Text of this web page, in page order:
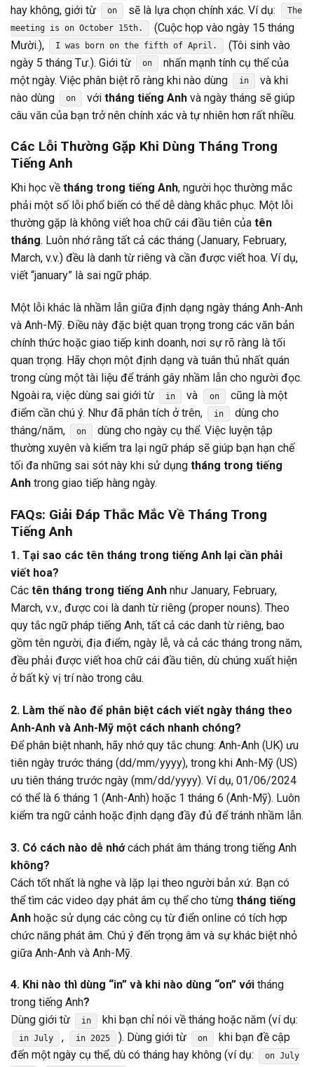
hay không, giới từ
on sẽ là lựa chọn chính xác. Ví dụ:
The
meeting is on October 15th.
(Cuộc họp vào ngày 15 tháng
Mười.),
I was born on the fifth of April.
(Tôi sinh vào
ngày 5 tháng Tư.). Giới từ
on
nhấn mạnh tính cụ thể của
một ngày. Việc phân biệt rõ ràng khi nào dùng
in
và khi
nào dùng
on vớitháng tiếng Anh và ngày tháng sẽ giúp
câu văn của bạn trở nên chính xác và tự nhiên hơn rất nhiều.
Các Lỗi Thường Gặp Khi Dùng Tháng Trong
Tiếng Anh
Khi học về tháng trong tiếng Anh, người học thường mắc
phải một số lỗi phổ biến có thể dễ dàng khắc phục. Một lỗi
thường gặp là không viết hoa chữ cái đầu tiên của tên
tháng. Luôn nhớ rằng tất cả các tháng (January, February,
March, v.v.) đều là danh từ riêng và cần được viết hoa. Ví dụ,
viết “january” là sai ngữ pháp.
Một lỗi khác là nhầm lẫn giữa định dạng ngày tháng Anh-Anh
và Anh-Mỹ. Điều này đặc biệt quan trọng trong các văn bản
chính thức hoặc giao tiếp kinh doanh, nơi sự rõ ràng là tối
quan trọng. Hãy chọn một định dạng và tuân thủ nhất quán
trong cùng một tài liệu để tránh gây nhầm lẫn cho người đọc.
Ngoài ra, việc dùng sai giới từ
in và on
cũng là một
điểm cần chú ý. Như đã phân tích ở trên,
in
dùng cho
tháng/năm,
on
dùng cho ngày cụ thể. Việc luyện tập
thường xuyên và kiểm tra lại ngữ pháp sẽ giúp bạn hạn chế
tối đa những sai sót này khi sử dụng tháng trong tiếng
Anh trong giao tiếp hàng ngày.
FAQs: Giải Đáp Thắc Mắc Về Tháng Trong
Tiếng Anh
1. Tại sao các tên tháng trong tiếng Anh lại cần phải
viết hoa?
Các tên tháng trong tiếng Anh như January, February,
March, v.v., được coi là danh từ riêng (proper nouns). Theo
quy tắc ngữ pháp tiếng Anh, tất cả các danh từ riêng, bao
gồm tên người, địa điểm, ngày lễ, và cả các tháng trong năm,
đều phải được viết hoa chữ cái đầu tiên, dù chúng xuất hiện
ở bất kỳ vị trí nào trong câu.
2. Làm thế nào để phân biệt cách viết ngày tháng theo
Anh-Anh và Anh-Mỹ một cách nhanh chóng?
Để phân biệt nhanh, hãy nhớ quy tắc chung: Anh-Anh (UK) ưu
tiên ngày trước tháng (dd/mm/yyyy), trong khi Anh-Mỹ (US)
ưu tiên tháng trước ngày (mm/dd/yyyy). Ví dụ, 01/06/2024
có thể là 6 tháng 1 (Anh-Anh) hoặc 1 tháng 6 (Anh-Mỹ). Luôn
kiểm tra ngữ cảnh hoặc định dạng đầy đủ để tránh nhầm lẫn.
3. Có cách nào dễ nhớcách phát âm tháng trong tiếng Anh
không?
Cách tốt nhất là nghe và lặp lại theo người bản xứ. Bạn có
thể tìm các video dạy phát âm cụ thể cho từng tháng tiếng
Anh hoặc sử dụng các công cụ từ điển online có tích hợp
chức năng phát âm. Chú ý đến trọng âm và sự khác biệt nhỏ
giữa Anh-Anh và Anh-Mỹ.
4. Khi nào thì dùng “in” và khi nào dùng “on” với tháng
trong tiếng Anh?
Dùng giới từ
in khi bạn chỉ nói về tháng hoặc năm (ví dụ:
in July , in 2025 ). Dùng giới từ on
khi bạn đề cập
đến một ngày cụ thể, dù có tháng hay không (ví dụ:
on July